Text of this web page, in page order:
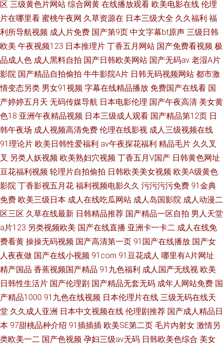
区 三级黄色片网站 综合网黄 在线播放观看 欧美电影在线 伦理
片在哪里看 蜜桃午夜网 久草资源在 日本三级大全 久久福利 福
利所导航视频 成人片免费 国产第9页 中文字幕bt原声 三级日韩
欧美 午夜视频123 日本推理片 丁香五月网站 国产免费看视频 极
品成人色 成人黑料自拍 国产日韩欧美网站 国产无码av 老湿A片
影院 国产精品自拍偷拍 牛牛影院A片 日韩无码视频网站 都市激
情变态另类 男女91视频 字幕在线精品播放 免费国产在线看 国
产婷婷五月天 无码传媒导航 日本电影伦理 国产午夜高清 美女黄
色18 亚洲午夜精品视频 日本三级成人观看 国产精品第12页 日
韩午夜场 成人视频高清免费 伦理在线影视 成人三级视频在线
91理论片 欧美日韩性爱福利 av午夜探花福利 精品毛片 久久叉
叉 另类人妖视频 欧美熟妇穴视频 丁香五月V国产 日韩黄色网址
豆花福利视频 轮理片自拍偷拍 日韩欧美美女视频 欧美A级黄色
影院 丁香影视五月花 福利视频电影久久 污污污污免费 91金典
免费 欧美三级日本 成人在线吃瓜网站 成人岛国影院 成人动漫二
区三区 久草在线最新 日韩精品推荐 国产精品一区自拍 男人天堂
a片123 另类视频欧美 国产在线直播 亚洲卡一卡二 成人在线免
费看黄 操操无码视频 国产高清第一页 91国产在线播放 国产女
人夜夜做 国产在线小视频 91com 91豆花成人 哪里有A片网址
精产国品 香蕉视频国产精品 91九色福利 成人国产无线视 欧美
日韩性生活片 国产伦理剧 国产精品无套无码 成年人网站免费 国
产精品1000 91九色在线视频 日本伦理片在线 三级无码在线天
堂 久久成人亚洲 日本中文视频在线 伦理剧推荐 国产成人精品日
本 97甜桃品种介绍 91插插插 欧美SE第二页 毛片内射女 激情另
类欧美一二 国产色视频 孕妇三级av无码 日韩欧美色综合 美女